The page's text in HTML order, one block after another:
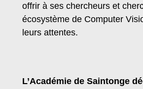
offrir à ses chercheurs et
écosystème de Computer
leurs attentes.
L’Académie de Saintonge